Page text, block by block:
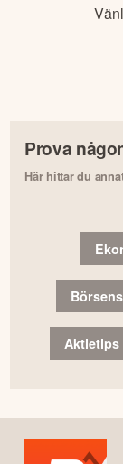
Prova
Här hittar du
Aktietips